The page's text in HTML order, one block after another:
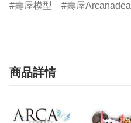
壽屋模型 壽屋Arcanadea
商品詳情